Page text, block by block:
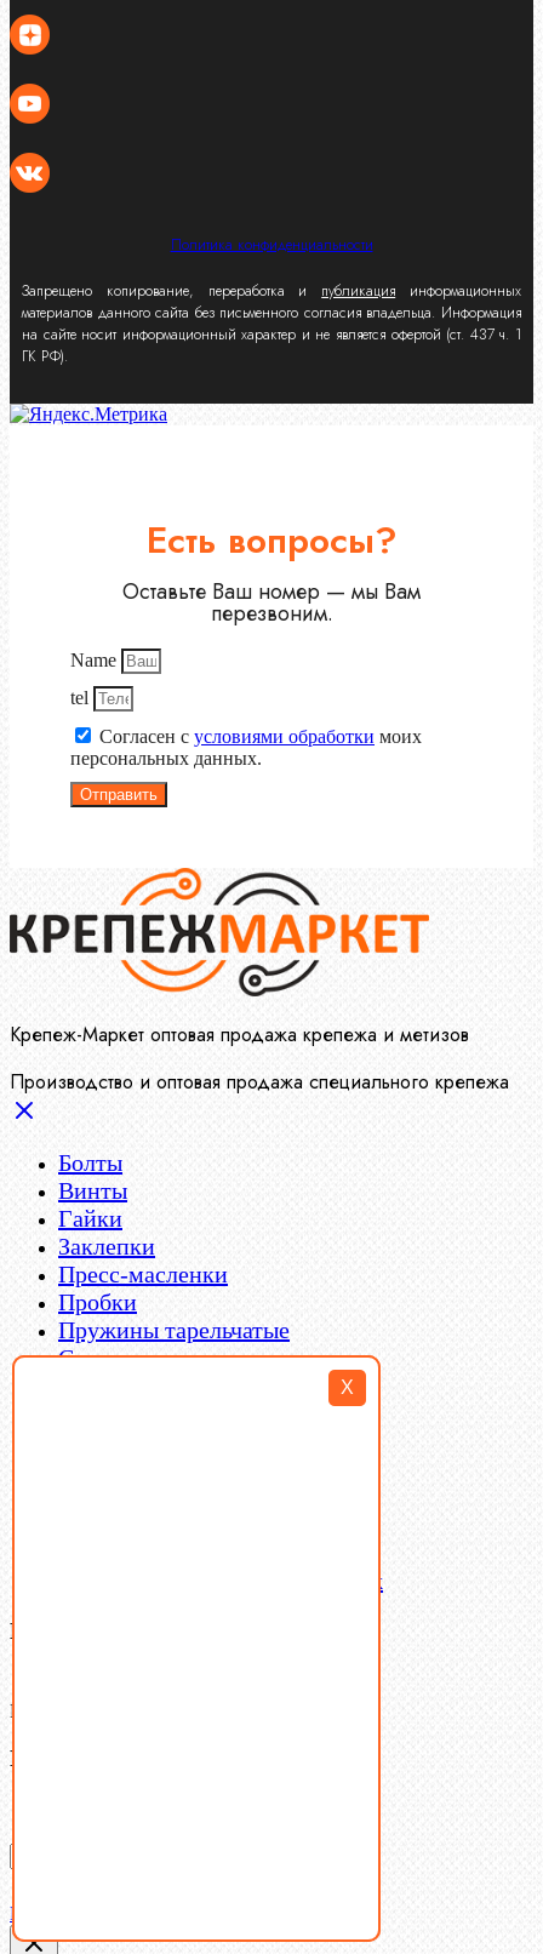
X
Политика конфиденциальности
Запрещено копирование, переработка и публикация информационных
материалов данного сайта без письменного согласия владельца. Информация
на сайте носит информационный характер и не является офертой (ст. 437 ч. 1
ГК РФ).
Есть вопросы?
Оставьте Ваш номер — мы Вам
перезвоним.
Name
tel
Согласен с условиями обработки моих
персональных данных.
Отправить
Крепеж-Маркет оптовая продажа крепежа и метизов
Производство и оптовая продажа специального крепежа
Болты
Винты
Гайки
Заклепки
Пресс-масленки
Пробки
Пружины тарельчатые
Стопорные кольца
Латунный и бронзовый крепеж
Ваша корзина
В корзине нет товаров.
Поиск
Don't show this popup again